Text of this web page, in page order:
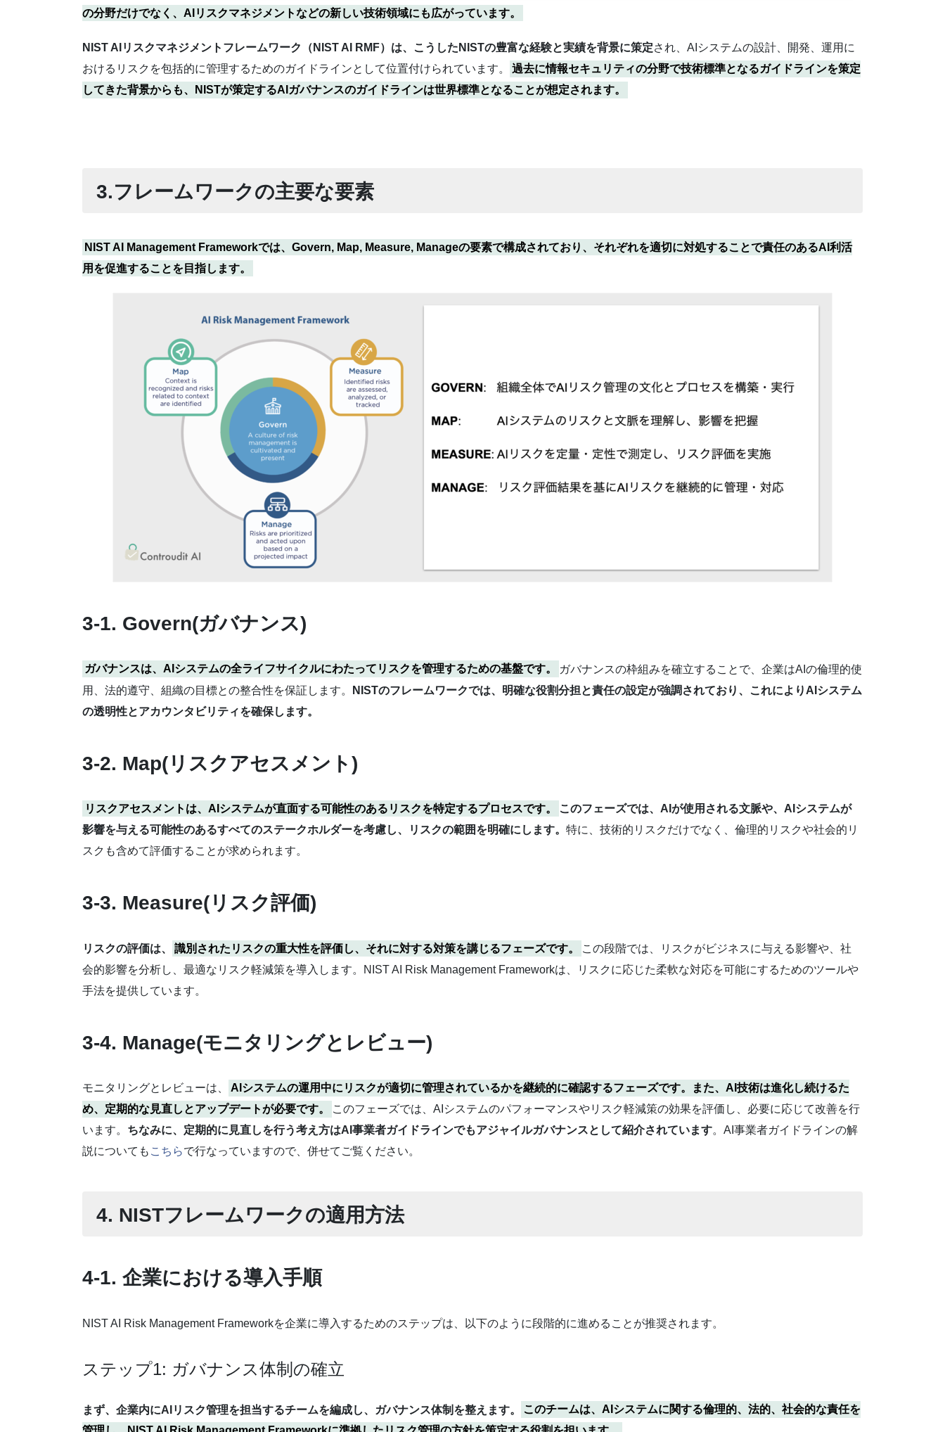
の分野だけでなく、AIリスクマネジメントなどの新しい技術領域にも広がっています。
NIST AIリスクマネジメントフレームワーク（NIST AI RMF）は、こうしたNISTの豊富な経験と実績を背景に策定され、AIシステムの設計、開発、運用に
おけるリスクを包括的に管理するためのガイドラインとして位置付けられています。
過去に情報セキュリティの分野で技術標準となるガイドラインを策定
してきた背景からも、NISTが策定するAIガバナンスのガイドラインは世界標準となることが想定されます。
3.フレームワークの主要な要素
NIST AI Management Frameworkでは、Govern, Map, Measure, Manageの要素で構成されており、それぞれを適切に対処することで責任のあるAI利活
用を促進することを目指します。
3-1. Govern(ガバナンス)
ガバナンスは、AIシステムの全ライフサイクルにわたってリスクを管理するための基盤です。
ガバナンスの枠組みを確立することで、企業はAIの倫理的使
用、法的遵守、組織の目標との整合性を保証します。
NISTのフレームワークでは、明確な役割分担と責任の設定が強調されており、これによりAIシステム
の透明性とアカウンタビリティを確保します。
3-2. Map(リスクアセスメント)
リスクアセスメントは、AIシステムが直面する可能性のあるリスクを特定するプロセスです。
このフェーズでは、AIが使用される文脈や、AIシステムが
影響を与える可能性のあるすべてのステークホルダーを考慮し、リスクの範囲を明確にします。 特に、技術的リスクだけでなく、倫理的リスクや社会的リ
スクも含めて評価することが求められます。
3-3. Measure(リスク評価)
リスクの評価は、 識別されたリスクの重大性を評価し、それに対する対策を講じるフェーズです。
この段階では、リスクがビジネスに与える影響や、社
会的影響を分析し、最適なリスク軽減策を導入します。NIST AI Risk Management Frameworkは、リスクに応じた柔軟な対応を可能にするためのツールや
手法を提供しています。
3-4. Manage(モニタリングとレビュー)
モニタリングとレビューは、
AIシステムの運用中にリスクが適切に管理されているかを継続的に確認するフェーズです。また、AI技術は進化し続けるた
め、定期的な見直しとアップデートが必要です。
このフェーズでは、AIシステムのパフォーマンスやリスク軽減策の効果を評価し、必要に応じて改善を行
います。 ちなみに、定期的に見直しを行う考え方はAI事業者ガイドラインでもアジャイルガバナンスとして紹介されています。AI事業者ガイドラインの解
説についても こちらで行なっていますので、併せてご覧ください。
4. NISTフレームワークの適用方法
4-1. 企業における導入手順
NIST AI Risk Management Frameworkを企業に導入するためのステップは、以下のように段階的に進めることが推奨されます。
ステップ1: ガバナンス体制の確立
まず、企業内にAIリスク管理を担当するチームを編成し、ガバナンス体制を整えます。
このチームは、AIシステムに関する倫理的、法的、社会的な責任を